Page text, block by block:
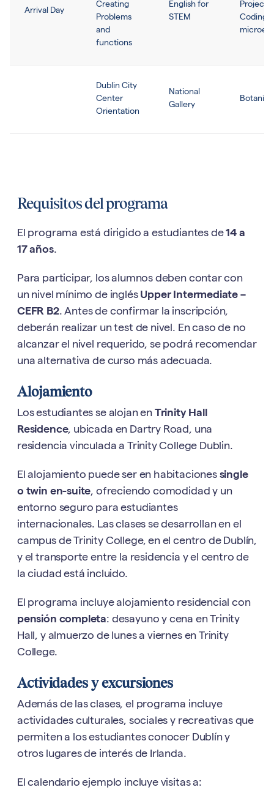
Arrival Day
Creating
Problems
and
functions
English for
STEM
Project
Coding
Dublin City
Center
Orientation
National
Gallery
Botanic
Requisitos del programa
El programa está dirigido a estudiantes de14 a
17 años.
Para participar, los alumnos deben contar con
un nivel mínimo de inglés Upper Intermediate –
CEFR B2. Antes de confirmar la inscripción,
deberán realizar un test de nivel. En caso de no
alcanzar el nivel requerido, se podrá recomendar
una alternativa de curso más adecuada.
Alojamiento
Los estudiantes se alojan en Trinity Hall
Residence, ubicada en Dartry Road, una
residencia vinculada a Trinity College Dublin.
El alojamiento puede ser en habitaciones single
o twin en-suite, ofreciendo comodidad y un
entorno seguro para estudiantes
internacionales. Las clases se desarrollan en el
campus de Trinity College, en el centro de Dublín,
y el transporte entre la residencia y el centro de
la ciudad está incluido.
El programa incluye alojamiento residencial con
pensión completa: desayuno y cena en Trinity
Hall, y almuerzo de lunes a viernes en Trinity
College.
Actividades y excursiones
Además de las clases, el programa incluye
actividades culturales, sociales y recreativas que
permiten a los estudiantes conocer Dublín y
otros lugares de interés de Irlanda.
El calendario ejemplo incluye visitas a: